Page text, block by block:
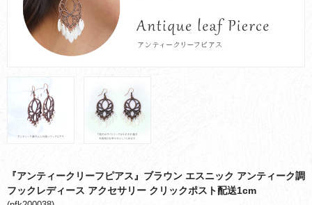
『アンティークリーフピアス』ブラウン エスニック アンティーク調
フックレディース アクセサリー クリックポスト配送1cm